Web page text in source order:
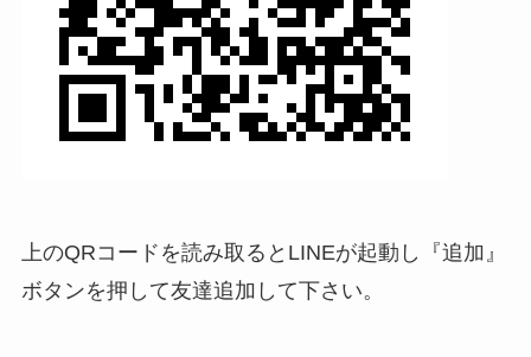
上のQRコードを読み取るとLINEが起動し『追加』
ボタンを押して友達追加して下さい。